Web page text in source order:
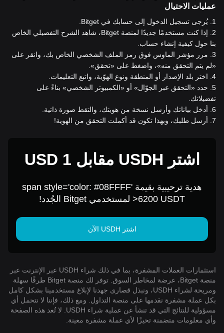
عمليات الاحتيال
1
.يُرجى تسجيل الدخول إلى حسابك في Bitget.
2
إذا كنت مستخدمًا جديدًا لمنصة Bitget، شاهد الشرح التفصيلي الخاص
بنا حول كيفية إنشاء حساب.
3 مرر مؤشر الماوس فوق رمز الملف الشخصي الخاص بك، وانقر على
«لم يتم التحقق منه»، واضغط على «تحقق».
4 اختر بلد الإصدار أو المنطقة ونوع الهوّية، واتبع التعليمات.
5 حدد «التحقق عبر الجوّال» أو «الكمبيوتر الشخصي» بناءً على
تفضيلاتك.
6 أدخل بياناتك وأرسل نسخة من هويتك، والتقط صورة ذاتية.
7 أرسل طلبك، وبهذا تكون قد أكملت التحقق من الهوية!
اشترِ USDH مقابل 1 USD
هدية ترحيبية بقيمة span style='color: #08FFFF'
>6200 USDT لمستخدمي Bitget الجُدد!
اشتر USDH الآن
استثمارات العملات المشفرة، بما في ذلك شراء USDH عبر الإنترنت عبر
منصة Bitget، عرضة لمخاطر السوق. توفر لك منصة Bitget طرقًا سهلة
ومريحة لشراء USDH، ونبذل قصارى جهدنا لإبلاغ مستخدمينا بشكل كامل
بكل عملة مشفرة نقدمها على منصة التداول. ومع ذلك، فإننا لا نتحمل أي
مسؤولية للنتائج التي قد تنشأ عن عملية شراء USDH. لا تُعد هذه الصفحة
وأي معلومات متضمنة تحيزًا لأي عملة مشفرة معينة.